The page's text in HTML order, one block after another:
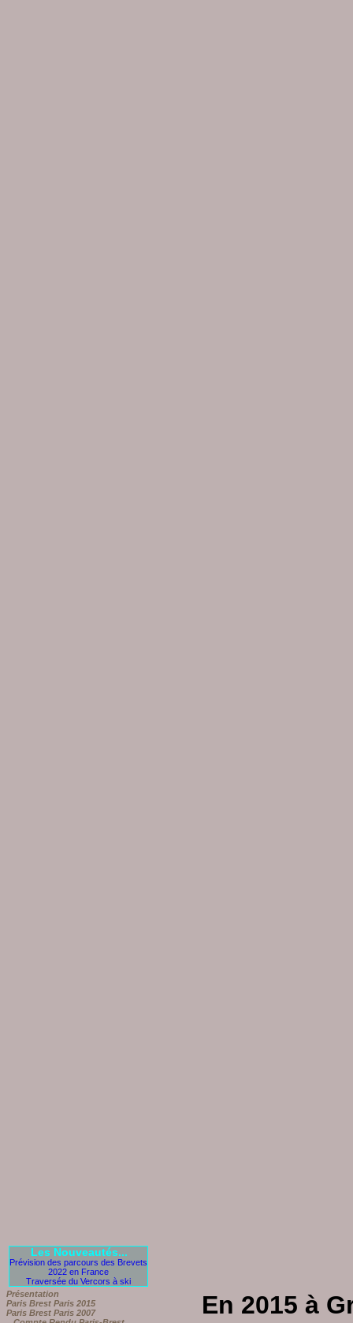
Les Nouveautés...
Prévision des parcours des Brevets
2022 en France
Traversée du Vercors à ski
Présentation
Paris Brest Paris 2015
Paris Brest Paris 2007
En 2015 à